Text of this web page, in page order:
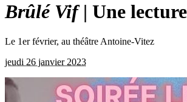
Brûlé Vif| Une
Le 1er février, au théâtre Antoine-Vitez
jeudi 26 janvier 2023